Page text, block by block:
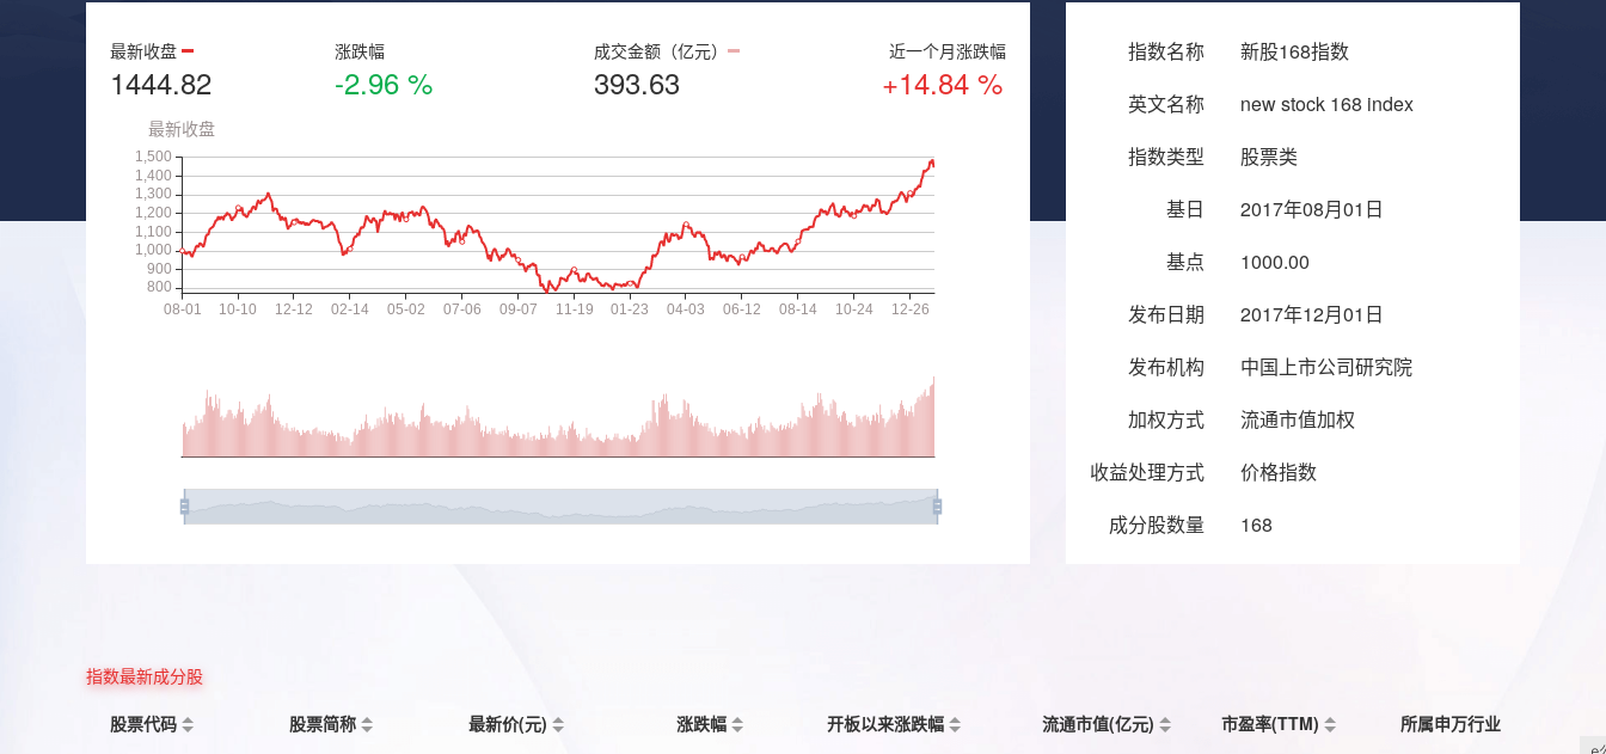
最新收盘
1444.82
涨跌幅
-2.96 %
成交金额（亿元）
393.63
近一个月涨跌幅
+14.84 %
指数名称
新股168指数
英文名称
new stock 168 index
指数类型
股票类
基日
2017年08月01日
基点
1000.00
发布日期
2017年12月01日
发布机构
中国上市公司研究院
加权方式
流通市值加权
收益处理方式
价格指数
成分股数量
168
指数最新成分股
股票代码
股票简称 最新价(元) 涨跌幅 开板以来涨跌幅 流通市值(亿元) 市盈率(TTM) 所属申万行业